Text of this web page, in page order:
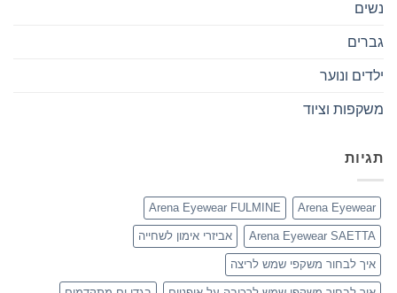
נשים
גברים
ילדים ונוער
משקפות וציוד
תגיות
Arena Eyewear
Arena Eyewear FULMINE
Arena Eyewear SAETTA אביזרי אימון לשחייה
איך לבחור משקפי שמש לריצה